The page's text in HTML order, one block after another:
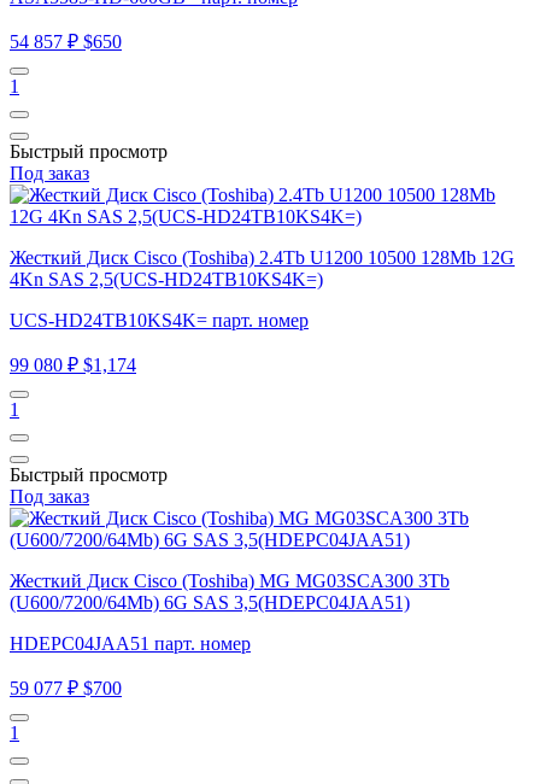
54 857 ₽ $650
1
Быстрый просмотр
Под заказ
Жесткий Диск Cisco (Toshiba) 2.4Tb U1200 10500 128Mb 12G
4Kn SAS 2,5(UCS-HD24TB10KS4K=)
UCS-HD24TB10KS4K= парт. номер
99 080 ₽ $1,174
1
Быстрый просмотр
Под заказ
Жесткий Диск Cisco (Toshiba) MG MG03SCA300 3Tb
(U600/7200/64Mb) 6G SAS 3,5(HDEPC04JAA51)
HDEPC04JAA51 парт. номер
59 077 ₽ $700
1